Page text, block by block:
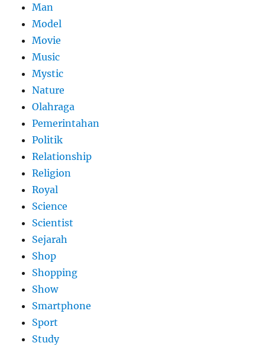
Man
Model
Movie
Music
Mystic
Nature
Olahraga
Pemerintahan
Politik
Relationship
Religion
Royal
Science
Scientist
Sejarah
Shop
Shopping
Show
Smartphone
Sport
Study